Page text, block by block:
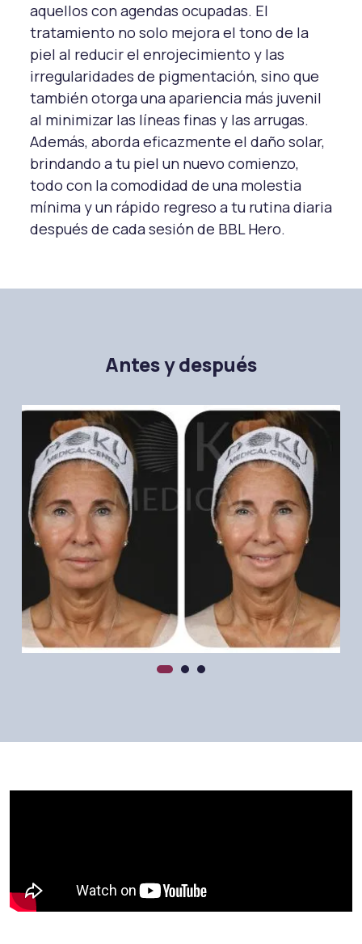
aquellos con agendas ocupadas. El
tratamiento no solo mejora el tono de la
piel al reducir el enrojecimiento y las
irregularidades de pigmentación, sino que
también otorga una apariencia más juvenil
al minimizar las líneas finas y las arrugas.
Además, aborda eficazmente el daño solar,
brindando a tu piel un nuevo comienzo,
todo con la comodidad de una molestia
mínima y un rápido regreso a tu rutina diaria
después de cada sesión de BBL Hero.
Antes y después